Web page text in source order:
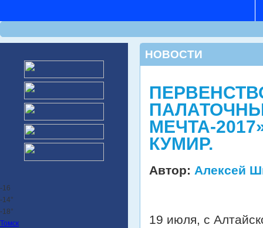
-16
-14°
-18°
Томск
НОВОСТИ
МЕЧТА-
КУМИР.
Автор: Алексей
19 июля, с